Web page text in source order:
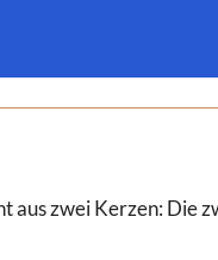
aus zwei Kerzen: Die